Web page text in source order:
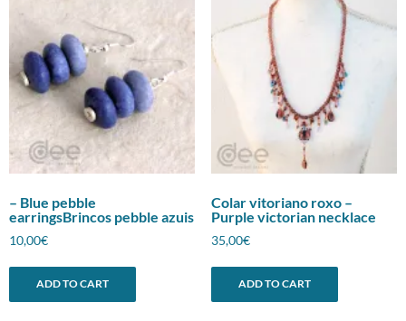
– Blue pebble
earringsBrincos pebble azuis
10,00€
ADD TO CART
Colar vitoriano roxo –
Purple victorian necklace
35,00€
ADD TO CART